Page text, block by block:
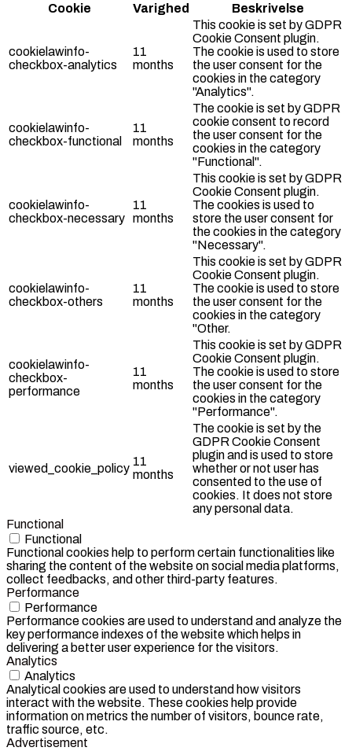
Cookie
Varighed Beskrivelse
cookielawinfo-
checkbox-analytics
11
months
This cookie is set by GDPR
Cookie Consent plugin.
The cookie is used to store
the user consent for the
cookies in the category
"Analytics".
cookielawinfo-
checkbox-functional
11
months
The cookie is set by GDPR
cookie consent to record
the user consent for the
cookies in the category
"Functional".
cookielawinfo-
checkbox-necessary
11
months
This cookie is set by GDPR
Cookie Consent plugin.
The cookies is used to
store the user consent for
the cookies in the category
"Necessary".
cookielawinfo-
checkbox-others
11
months
This cookie is set by GDPR
Cookie Consent plugin.
The cookie is used to store
the user consent for the
cookies in the category
"Other.
cookielawinfo-
checkbox-
performance
11
months
This cookie is set by GDPR
Cookie Consent plugin.
The cookie is used to store
the user consent for the
cookies in the category
"Performance".
viewed_cookie_policy
11
months
The cookie is set by the
GDPR Cookie Consent
plugin and is used to store
whether or not user has
consented to the use of
cookies. It does not store
any personal data.
Functional
Functional
Functional cookies help to perform certain functionalities like
sharing the content of the website on social media platforms,
collect feedbacks, and other third-party features.
Performance
Performance
Performance cookies are used to understand and analyze the
key performance indexes of the website which helps in
delivering a better user experience for the visitors.
Analytics
Analytics
Analytical cookies are used to understand how visitors
interact with the website. These cookies help provide
information on metrics the number of visitors, bounce rate,
traffic source, etc.
Advertisement